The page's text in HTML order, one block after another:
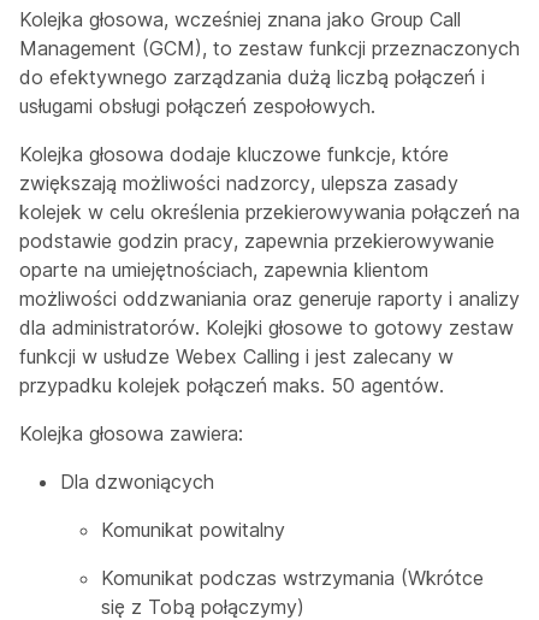
Kolejka głosowa, wcześniej znana jako Group Call
Management (GCM), to zestaw funkcji przeznaczonych
do efektywnego zarządzania dużą liczbą połączeń i
usługami obsługi połączeń zespołowych.
Kolejka głosowa dodaje kluczowe funkcje, które
zwiększają możliwości nadzorcy, ulepsza zasady
kolejek w celu określenia przekierowywania połączeń na
podstawie godzin pracy, zapewnia przekierowywanie
oparte na umiejętnościach, zapewnia klientom
możliwości oddzwaniania oraz generuje raporty i analizy
dla administratorów. Kolejki głosowe to gotowy zestaw
funkcji w usłudze Webex Calling i jest zalecany w
przypadku kolejek połączeń maks. 50 agentów.
Kolejka głosowa zawiera:
Dla dzwoniących
Komunikat powitalny
Komunikat podczas wstrzymania (Wkrótce
się z Tobą połączymy)